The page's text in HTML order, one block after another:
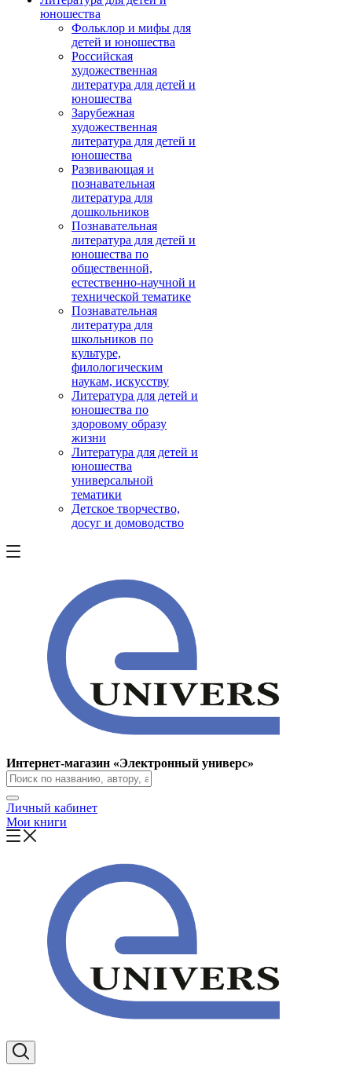
юношества
Фольклор и мифы для
детей и юношества
Российская
художественная
литература для детей и
юношества
Зарубежная
художественная
литература для детей и
юношества
Развивающая и
познавательная
литература для
дошкольников
Познавательная
литература для детей и
юношества по
общественной,
естественно-научной и
технической тематике
Познавательная
литература для
школьников по
культуре,
филологическим
наукам, искусству
Литература для детей и
юношества по
здоровому образу
жизни
Литература для детей и
юношества
универсальной
тематики
Детское творчество,
досуг и домоводство
Интернет-магазин «Электронный универс»
Личный кабинет
Мои книги